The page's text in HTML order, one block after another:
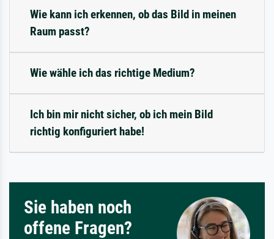
Wie kann ich erkennen, ob das Bild in meinen
Raum passt?
Wie wähle ich das richtige Medium?
Ich bin mir nicht sicher, ob ich mein Bild
richtig konfiguriert habe!
Sie haben noch
offene Fragen?